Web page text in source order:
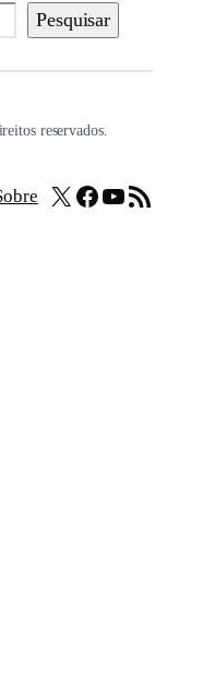
Pesquisar
reservados.
X Facebook
Youtube
Feed RSS